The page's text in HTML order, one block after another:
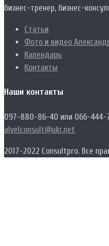
бизнес-тренер, бизнес-
Статьи
Фото и видео
Календарь
Контакты
Наши контакты
097-880-86-40 или 066-444-
alvelconsult@ukr.net
2017-2022 Consultpro. Все